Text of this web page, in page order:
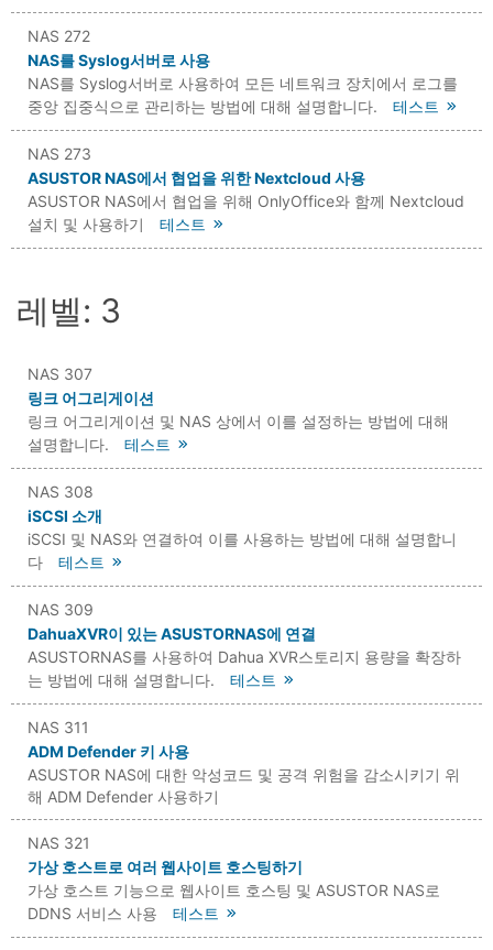
NAS 272
NAS를 Syslog서버로 사용
NAS를 Syslog서버로 사용하여 모든 네트워크 장치에서 로그를
중앙 집중식으로 관리하는 방법에 대해 설명합니다.
테스트
NAS 273
ASUSTOR NAS에서 협업을 위한 Nextcloud 사용
ASUSTOR NAS에서 협업을 위해 OnlyOffice와 함께 Nextcloud
설치 및 사용하기
테스트
레벨: 3
NAS 307
링크 어그리게이션
링크 어그리게이션 및 NAS 상에서 이를 설정하는 방법에 대해
설명합니다.
테스트
NAS 308
iSCSI 소개
iSCSI 및 NAS와 연결하여 이를 사용하는 방법에 대해 설명합니
다
테스트
NAS 309
DahuaXVR이 있는 ASUSTORNAS에 연결
ASUSTORNAS를 사용하여 Dahua XVR스토리지 용량을 확장하
는 방법에 대해 설명합니다.
테스트
NAS 311
ADM Defender 키 사용
ASUSTOR NAS에 대한 악성코드 및 공격 위험을 감소시키기 위
해 ADM Defender 사용하기
NAS 321
가상 호스트로 여러 웹사이트 호스팅하기
가상 호스트 기능으로 웹사이트 호스팅 및 ASUSTOR NAS로
DDNS 서비스 사용
테스트